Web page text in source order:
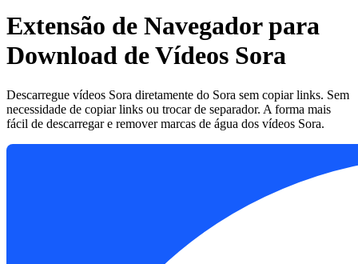
Extensão de Navegador para
Download de Vídeos Sora
Descarregue vídeos Sora diretamente do Sora sem copiar links. Sem
necessidade de copiar links ou trocar de separador. A forma mais
fácil de descarregar e remover marcas de água dos vídeos Sora.